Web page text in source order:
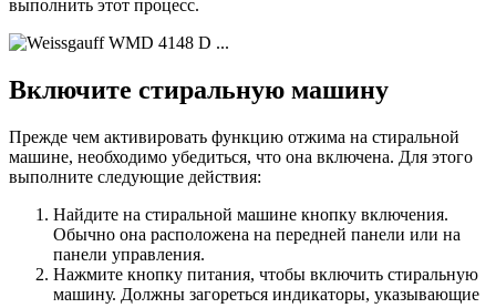
выполнить этот процесс.
Включите стиральную машину
Прежде чем активировать функцию отжима на стиральной
машине, необходимо убедиться, что она включена. Для этого
выполните следующие действия:
Найдите на стиральной машине кнопку включения.
Обычно она расположена на передней панели или на
панели управления.
Нажмите кнопку питания, чтобы включить стиральную
машину. Должны загореться индикаторы, указывающие